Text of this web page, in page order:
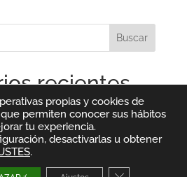
recientes
propias y cookies de
permiten conocer sus hábitos
tu experiencia.
desactivarlas u obtener
.